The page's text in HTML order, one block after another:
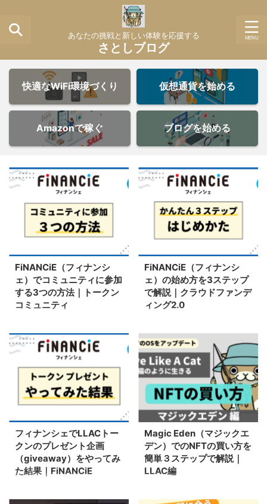
あなたの挑戦と新しい体験を応援する
さとしブログ
快適なWiFi環境づくり 仮想通貨を始める
Amazonで稼ぐ ブログを始める
FiNANCiE（フィナンシ
ェ）でコミュニティに参加
する3つの方法｜トークン
コミュニティ
ような感覚でカジュアルに参加す
る方法から、トークンホルダーと
なって推し活のように楽しみなが
ら積極的に参加する方法まで解説
FiNANCiE（フィナンシ
ェ）の始め方を3ステップ
で解説｜クラウドファンデ
ィング2.0
シェ）の始め方を画像をたくさん
使いながら、3ステップでわかり
やすく解説。トークンもらえる招
待コード付き。
フィナンシェでLLACトー
クンのプレゼント企画
（giveaway）をやってみ
た結果｜FiNANCiE
た！！FiNANCiE（フィナンシ
Magic Eden（マジックエ
デン）でのNFTの買い方を
簡単３ステップで解説｜
LLAC編
デンで購入する方法を、画像をた